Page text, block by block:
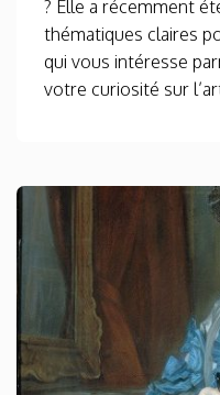
? Elle a récemment
thématiques claires
qui vous intéresse
votre curiosité sur